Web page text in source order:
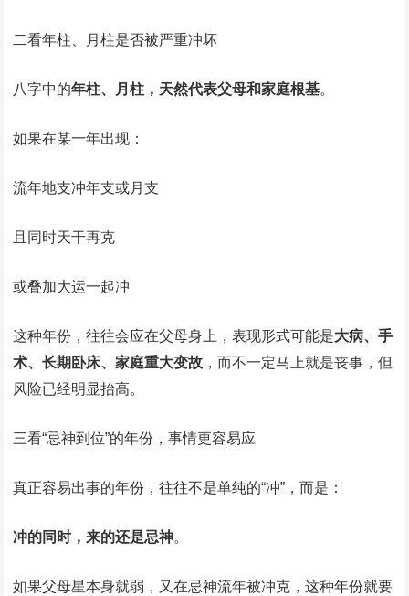
二看年柱、月柱是否被严重冲坏
八字中的年柱、月柱，天然代表父母和家庭根基。
如果在某一年出现：
流年地支冲年支或月支
且同时天干再克
或叠加大运一起冲
这种年份，往往会应在父母身上，表现形式可能是大病、手
术、长期卧床、家庭重大变故 ，而不一定马上就是丧事，但
风险已经明显抬高。
三看“忌神到位”的年份，事情更容易应
真正容易出事的年份，往往不是单纯的“冲”，而是：
冲的同时，来的还是忌神。
如果父母星本身就弱，又在忌神流年被冲克，这种年份就要